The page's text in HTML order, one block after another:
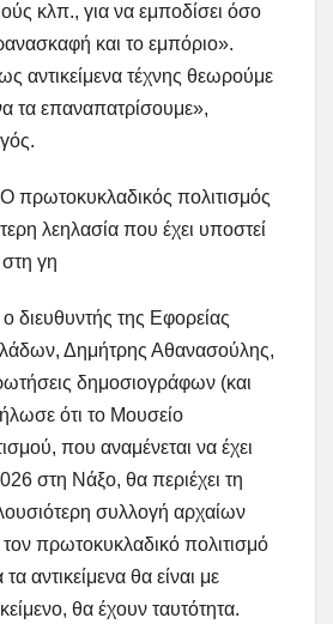
κλπ., για να εμποδίσει όσο
και το εμπόριο».
αντικείμενα τέχνης θεωρούμε
τα επαναπατρίσουμε»,
πρωτοκυκλαδικός πολιτισμός
λεηλασία που έχει υποστεί
γη
διευθυντής της Εφορείας
Δημήτρης Αθανασούλης,
δημοσιογράφων (και
ότι το Μουσείο
που αναμένεται να έχει
στη Νάξο, θα περιέχει τη
συλλογή αρχαίων
πρωτοκυκλαδικό πολιτισμό
αντικείμενα θα είναι με
θα έχουν ταυτότητα.